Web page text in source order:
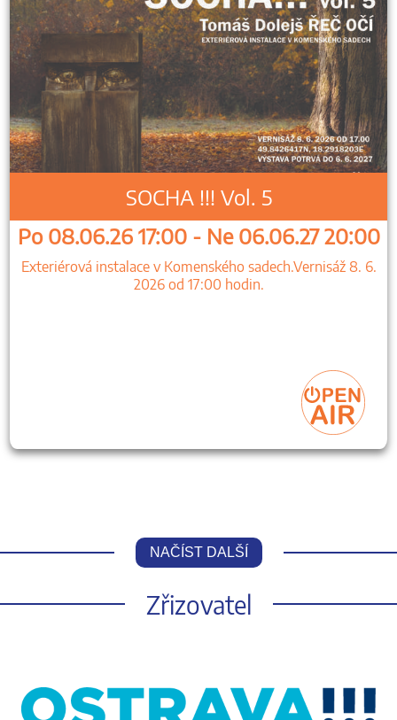
SOCHA !!! Vol. 5
Po 08.06.26 17:00 - Ne 06.06.27 20:00
Exteriérová instalace v Komenského sadech.Vernisáž 8. 6.
2026 od 17:00 hodin.
NAČÍST DALŠÍ
Zřizovatel